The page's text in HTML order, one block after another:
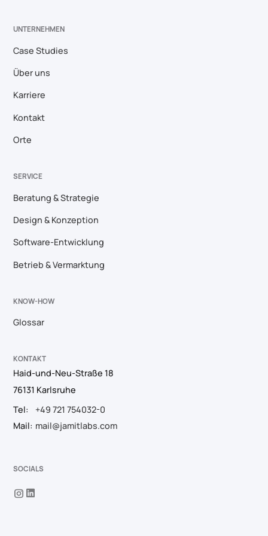
UNTERNEHMEN
Case Studies
Über uns
Karriere
Kontakt
Orte
SERVICE
Beratung & Strategie
Design & Konzeption
Software-Entwicklung
Betrieb & Vermarktung
KNOW-HOW
Glossar
KONTAKT
Haid-und-Neu-Straße 18
76131 Karlsruhe
Tel:
+49 721 754032-0
Mail: mail@jamitlabs.com
SOCIALS